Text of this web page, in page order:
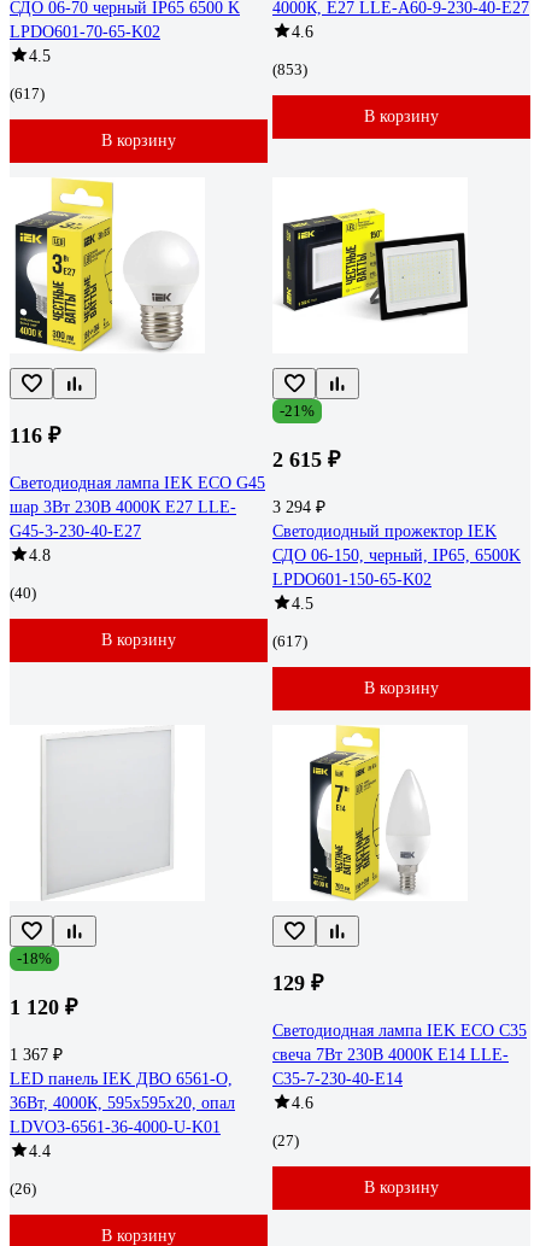
СДО 06-70 черный IP65 6500 K
LPDO601-70-65-K02
4.5
(617)
В корзину
4000К, E27 LLE-A60-9-230-40-E27
4.6
(853)
В корзину
116 ₽
Светодиодная лампа IEK ECO G45
шар 3Вт 230В 4000К E27 LLE-
G45-3-230-40-E27
4.8
(40)
В корзину
-21%
2 615 ₽
3 294 ₽
Светодиодный прожектор IEK
СДО 06-150, черный, IP65, 6500K
LPDO601-150-65-K02
4.5
(617)
В корзину
-18%
1 120 ₽
1 367 ₽
LED панель IEK ДВО 6561-О,
36Вт, 4000К, 595х595х20, опал
LDVO3-6561-36-4000-U-K01
4.4
(26)
В корзину
129 ₽
Светодиодная лампа IEK ECO C35
свеча 7Вт 230В 4000К E14 LLE-
C35-7-230-40-E14
4.6
(27)
В корзину